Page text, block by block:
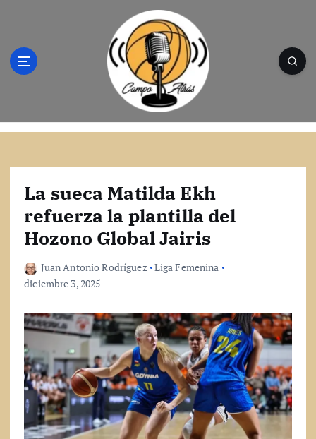
l
Campo Atrás - Tu web de baloncesto donde
mundo de la canasta. Crónicas, noticias,
artículos y fotos del mejor baloncesto
La sueca Matilda Ekh
refuerza la plantilla del
Hozono Global Jairis
Juan Antonio Rodríguez Liga Femenina
diciembre 3, 2025